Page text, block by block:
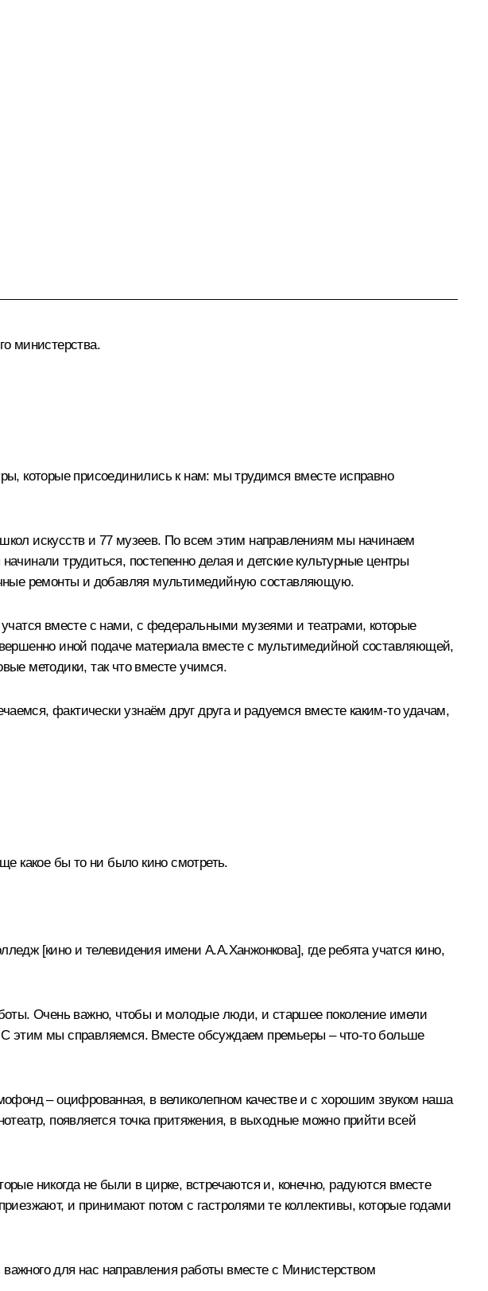
министерства.
которые присоединились к нам: мы трудимся вместе исправно
искусств и 77 музеев. По всем этим направлениям мы начинаем
трудиться, постепенно делая и детские культурные центры
ремонты и добавляя мультимедийную составляющую.
вместе с нами, с федеральными музеями и театрами, которые
иной подаче материала вместе с мультимедийной составляющей,
методики, так что вместе учимся.
фактически узнаём друг друга и радуемся вместе каким-то удачам,
какое бы то ни было кино смотреть.
[кино и телевидения имени А.А.Ханжонкова], где ребята учатся кино,
Очень важно, чтобы и молодые люди, и старшее поколение имели
этим мы справляемся. Вместе обсуждаем премьеры – что-то больше
– оцифрованная, в великолепном качестве и с хорошим звуком наша
появляется точка притяжения, в выходные можно прийти всей
никогда не были в цирке, встречаются и, конечно, радуются вместе
и принимают потом с гастролями те коллективы, которые годами
для нас направления работы вместе с Министерством